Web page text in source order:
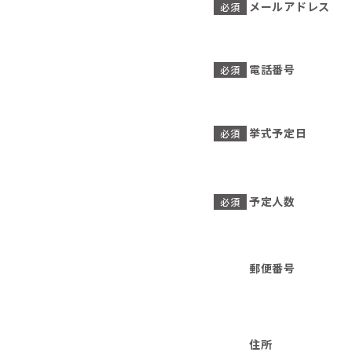
必須 メールアドレス
必須 電話番号
必須 挙式予定日
必須 予定人数
郵便番号
住所